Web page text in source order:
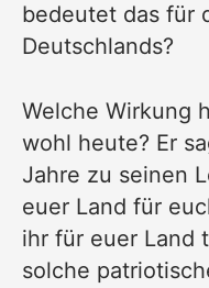
bedeutet das für
Deutschlands?
Welche Wirkung
wohl heute? Er
Jahre zu seinen
euer Land für
ihr für euer Land
solche